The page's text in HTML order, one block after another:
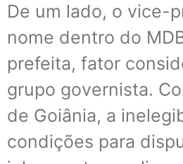
De um lado, o vice-
nome dentro do
prefeita, fator
grupo governista.
de Goiânia, a
condições para